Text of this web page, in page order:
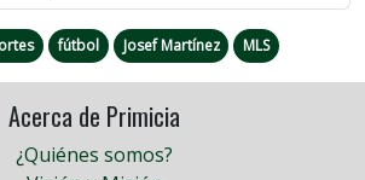
fútbol Josef Martínez MLS
Acerca de Primicia
¿Quiénes somos?